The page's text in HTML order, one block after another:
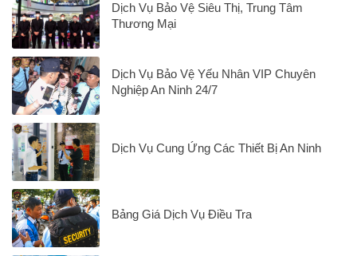
Dịch Vụ Bảo Vệ Siêu Thị, Trung Tâm
Thương Mại
Dịch Vụ Bảo Vệ Yếu Nhân VIP Chuyên
Nghiệp An Ninh 24/7
Dịch Vụ Cung Ứng Các Thiết Bị An Ninh
Bảng Giá Dịch Vụ Điều Tra